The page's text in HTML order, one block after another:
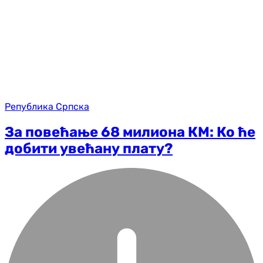
Република Српска
За повећање 68 милиона КМ: Ко ће
добити увећану плату?